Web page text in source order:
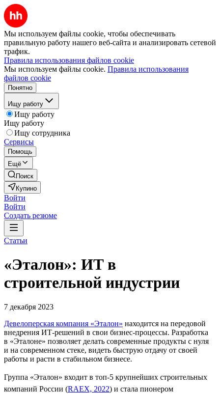
Мы используем файлы cookie, чтобы обеспечивать
правильную работу нашего веб-сайта и анализировать сетевой
трафик.
Правила использования файлов cookie
Мы используем файлы cookie. Правила использования
файлов cookie
Понятно
Ищу работу
Ищу работу
Ищу работу
Ищу сотрудника
Сервисы
Помощь
Ещё
Поиск
Купино
Войти
Войти
Создать резюме
Статьи
«Эталон»: ИТ в
строительной индустрии
7 декабря 2023
Девелоперская компания «Эталон» находится на передовой
внедрения ИТ-решений в свои бизнес-процессы. Разработка
в «Эталоне» позволяет делать современные продукты с нуля
и на современном стеке, видеть быструю отдачу от своей
работы и расти в стабильном бизнесе.
Группа «Эталон» входит в топ-5 крупнейших строительных
компаний России (RAEX, 2022) и стала пионером